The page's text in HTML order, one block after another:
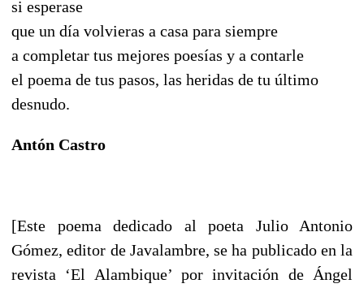
si esperase
que un día volvieras a casa para siempre
a completar tus mejores poesías y a contarle
el poema de tus pasos, las heridas de tu último
desnudo.
Antón Castro
[Este poema dedicado al poeta Julio Antonio
Gómez, editor de Javalambre, se ha publicado en la
revista ‘El Alambique’ por invitación de Ángel